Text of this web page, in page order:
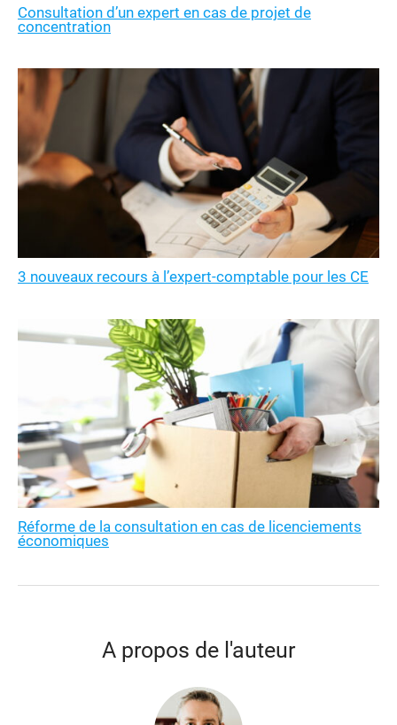
Consultation d’un expert en cas de projet de
concentration
3 nouveaux recours à l’expert-comptable pour les CE
Réforme de la consultation en cas de licenciements
économiques
A propos de l'auteur